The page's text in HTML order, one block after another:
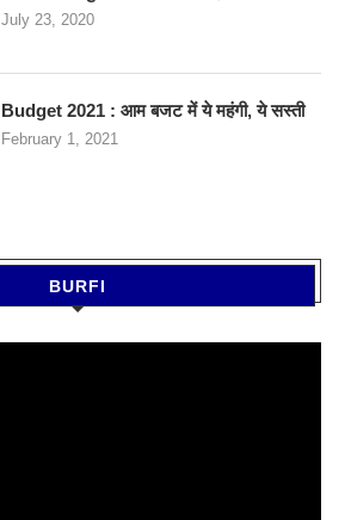
July 23, 2020
Budget 2021 : आम बजट में ये महंगी, ये सस्‍ती
February 1, 2021
BURFI